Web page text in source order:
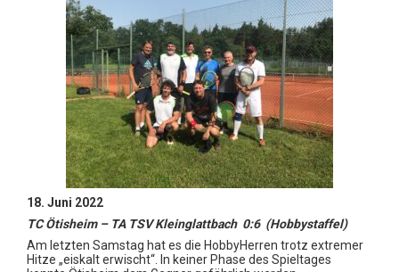
18. Juni 2022
TC Ötisheim – TA TSV Kleinglattbach 0:6 (Hobbystaffel)
Am letzten Samstag hat es die HobbyHerren trotz extremer
Hitze „eiskalt erwischt“. In keiner Phase des Spieltages